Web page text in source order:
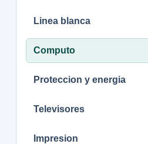
Linea blanca
Computo
Proteccion y energia
Televisores
Impresion